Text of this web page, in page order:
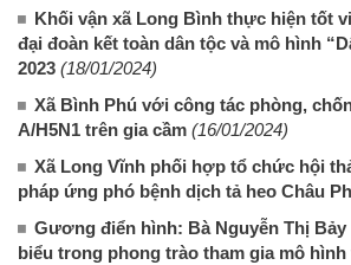
Khối vận xã Long Bình thực hiện tốt
đại đoàn kết toàn dân tộc và mô hình
2023 (18/01/2024)
Xã Bình Phú với công tác phòng,
A/H5N1 trên gia cầm (16/01/2024)
Xã Long Vĩnh phối hợp tổ chức hội
pháp ứng phó bệnh dịch tả heo Châu
Gương điển hình: Bà Nguyễn Thị
biểu trong phong trào tham gia mô